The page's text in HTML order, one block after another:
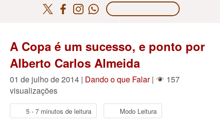
A Copa é um sucesso, e ponto por
Alberto Carlos Almeida
01 de julho de 2014 | Dando o que Falar|
157
visualizações
5 - 7 minutos de leitura Modo Leitura